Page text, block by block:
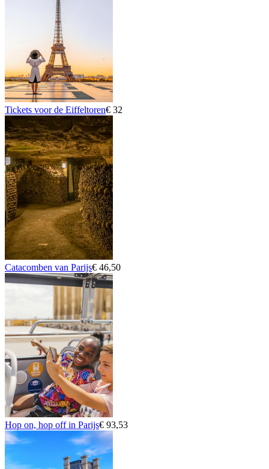
Tickets voor de Eiffeltoren€ 32
Catacomben van Parijs€ 46,50
Hop on, hop off in Parijs€ 93,53